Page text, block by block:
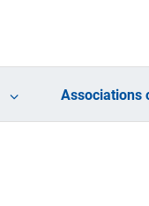
Associations